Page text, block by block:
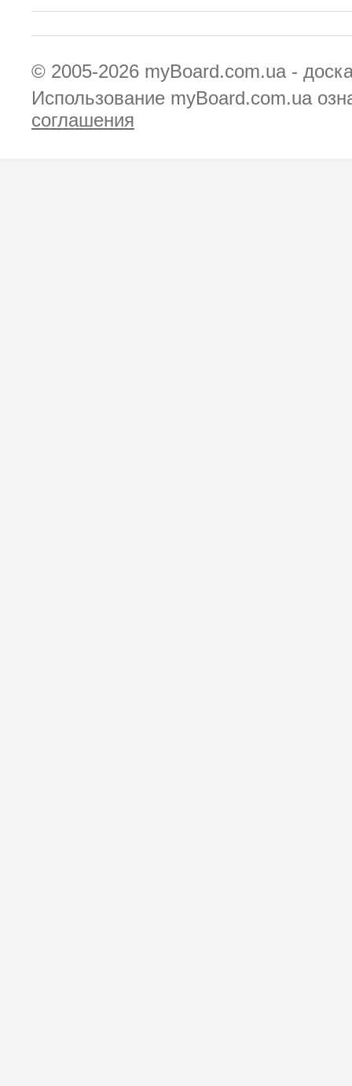
© 2005-2026 myBoard.com.ua -
Использование myBoard.com.ua
соглашения